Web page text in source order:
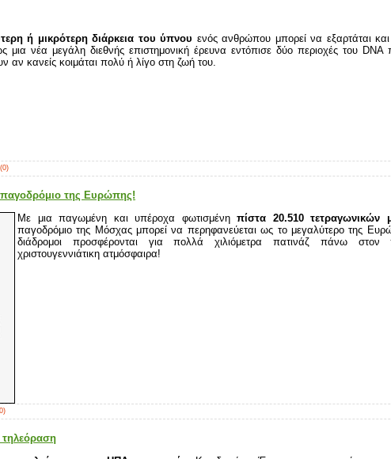
ή μικρότερη διάρκεια του ύπνου ενός ανθρώπου μπορεί να εξαρτάται
μια νέα μεγάλη διεθνής επιστημονική έρευνα εντόπισε δύο περιοχές του DNA
αν κανείς κοιμάται πολύ ή λίγο στη ζωή του.
της Ευρώπης!
Με μια παγωμένη και υπέροχα φωτισμένηπίστα 20.510 τετραγωνικών
παγοδρόμιο της Μόσχας μπορεί να περηφανεύεται ως το μεγαλύτερο της
διάδρομοι προσφέρονται για πολλά χιλιόμετρα πατινάζ πάνω
χριστουγεννιάτικη ατμόσφαιρα!
τηλεόραση